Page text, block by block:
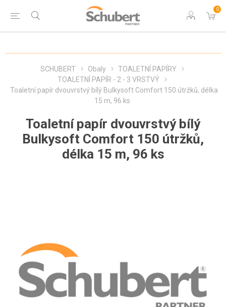
0
SCHUBERT Obaly
TOALETNÍ PAPÍRY
TOALETNÍ PAPÍR - 2 - 3 VRSTVÝ
Toaletní papír dvouvrstvý bílý Bulkysoft Comfort 150 útržků, délka
15 m, 96 ks
Toaletní papír dvouvrstvý bílý
Bulkysoft Comfort 150 útržků,
délka 15 m, 96 ks